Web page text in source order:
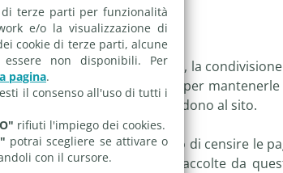
terze parti per funzionalità
e/o la visualizzazione di
cookie di terze parti, alcune
non disponibili. Per
pagina.
il consenso all'uso di tutti i
rifiuti l'impiego dei cookies.
potrai scegliere se attivare o
con il cursore.
la navigazione delle pagine, la
rapido l'ingresso nel sito e per
per i quali gli utenti accedono al sito.
Ad esempio, consentono di censire le
Tutte le informazioni raccolte da